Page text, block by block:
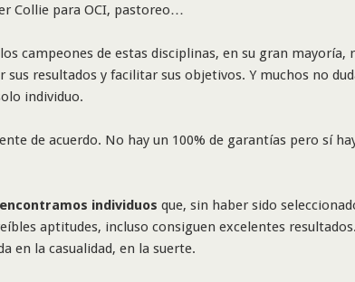
Collie para OCI, pastoreo…
campeones de estas disciplinas, en su gran mayoría,
resultados y facilitar sus objetivos. Y muchos no
individuo.
de acuerdo. No hay un 100% de garantías pero sí
individuos que, sin haber sido
aptitudes, incluso consiguen excelentes
en la casualidad, en la suerte.